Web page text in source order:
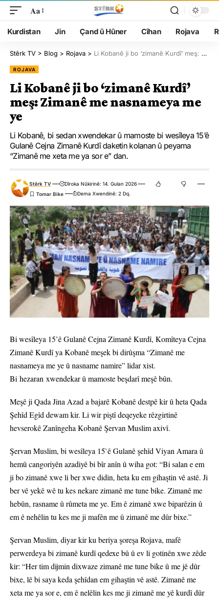
Aa
Kurdistan Jin Çand û Hûner Cîhan Rojava
Stêrk TV > Blog > Rojava > Li Kobanê ji bo ‘zimanê Kurdî’ meş: Zimanê me nasnameya me ye
ROJAVA
Li Kobanê ji bo ‘zimanê Kurdî’
meş: Zimanê me nasnameya me
ye
Li Kobanê, bi sedan xwendekar û mamoste bi wesîleya 15’ê
Gulanê Cejna Zimanê Kurdî daketin kolanan û peyama
“Zimanê me xeta me ya sor e” dan.
Stêrk TV
Dîroka Nûkirinê: 14. Gulan 2026
Dema Xwendinê: 2 Dq.
Bi wesîleya 15’ê Gulanê Cejna Zimanê Kurdî, Komîteya Cejna
Zimanê Kurdî ya Kobanê meşek bi dirûşma “Zimanê me
nasnameya me ye û nasname namire” lidar xist.
Bi hezaran xwendekar û mamoste beşdarî meşê bûn.
Meşê ji Qada Jina Azad a bajarê Kobanê destpê kir û heta Qada
Şehîd Egîd dewam kir. Li wir piştî deqeyeke rêzgirtinê
hevserokê Zanîngeha Kobanê Şervan Muslim axivî.
Şervan Muslim, bi wesîleya 15`ê Gulanê şehîd Viyan Amara û
hemû cangoriyên azadiyê bi bîr anîn û wiha got: “Bi salan e em
ji bo zimanê xwe li ber xwe didin, heta ku em gihaştin vê astê. Ji
ber vê yekê wê tu kes nekare zimanê me tune bike. Zimanê me
hebûn, rasname û rûmeta me ye. Em ê zimanê xwe biparêzin û
em ê nehêlin tu kes me ji mafên me û zimanê me dûr bixe.”
Şervan Muslim, diyar kir ku beriya şoreşa Rojava, mafê
perwerdeya bi zimanê kurdî qedexe bû û ev li gotinên xwe zêde
kir: “Her tim dijmin dixwaze zimanê me tune bike û me jê dûr
bixe, lê bi saya keda şehîdan em gihaştin vê astê. Zimanê me
xeta me ya sor e, em ê nelêlin kes me ji zimanê me yê kurdî dûr